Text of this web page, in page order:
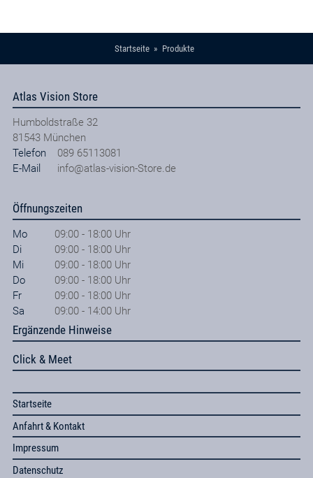
Startseite Produkte
Atlas Vision Store
Humboldstraße 32
81543 München
Telefon
089 65113081
E-Mail
info@atlas-vision-Store.de
Öffnungszeiten
Mo
09:00 - 18:00 Uhr
Di
09:00 - 18:00 Uhr
Mi
09:00 - 18:00 Uhr
Do
09:00 - 18:00 Uhr
Fr
09:00 - 18:00 Uhr
Sa
09:00 - 14:00 Uhr
Ergänzende Hinweise
Click & Meet
Startseite
Anfahrt & Kontakt
Impressum
Datenschutz